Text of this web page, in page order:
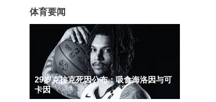
体育要闻
29岁克拉克死因公布：吸食海洛因与可
卡因